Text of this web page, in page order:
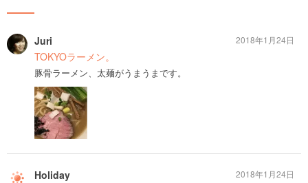
Juri
TOKYOラーメン。
豚骨ラーメン、太麺がうまうまです。
2018年1月24日
Holiday 2018年1月24日